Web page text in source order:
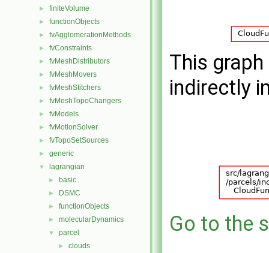
► finiteVolume
► functionObjects
► fvAgglomerationMethods
► fvConstraints
► fvMeshDistributors
► fvMeshMovers
► fvMeshStitchers
► fvMeshTopoChangers
► fvModels
► fvMotionSolver
► fvTopoSetSources
► generic
▼ lagrangian
► basic
► DSMC
► functionObjects
► molecularDynamics
▼ parcel
► clouds
This
indirectly
Go to the